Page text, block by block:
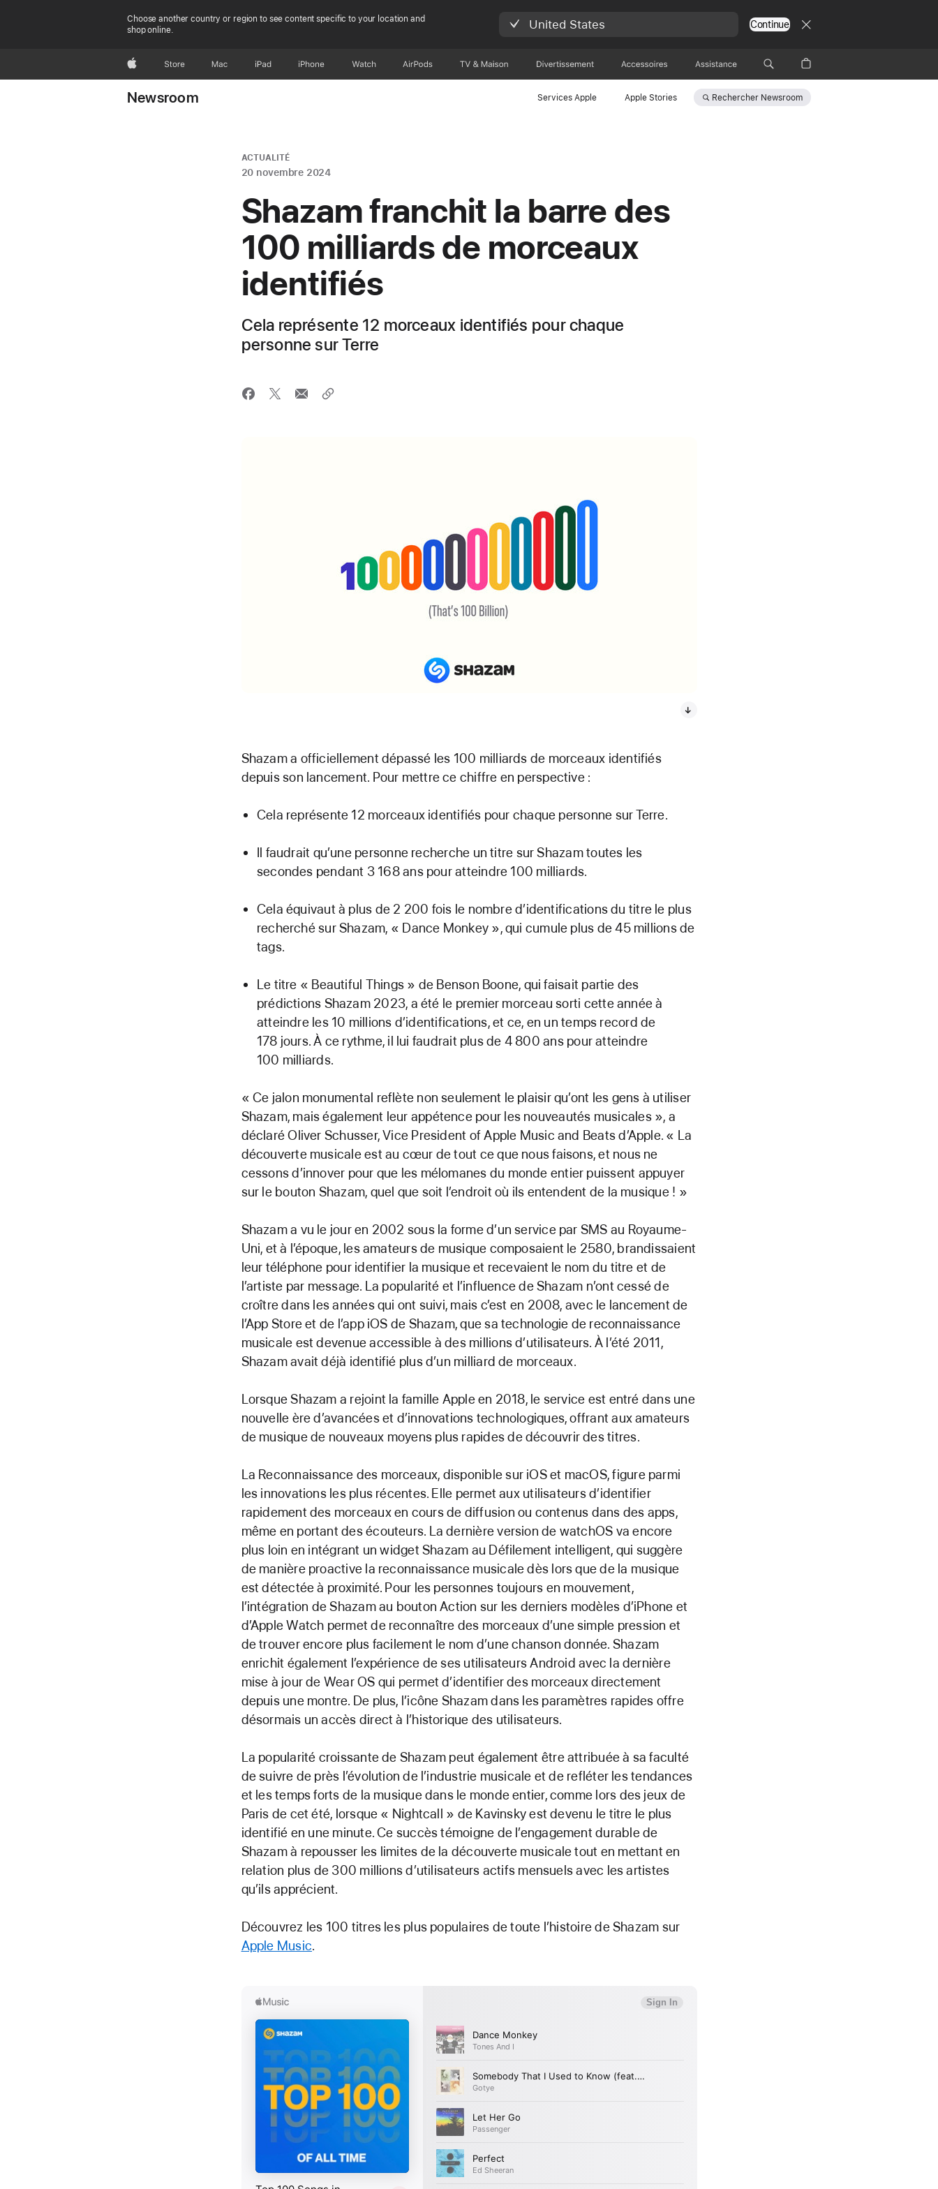
Choose another country or region to see content specific to your location and
shop online.
United States Continue
AppleStore Mac iPad iPhone Watch AirPods TV & Maison Divertissements Accessoires Assistance
Newsroom Services Apple Apple Stories Rechercher Newsroom
ACTUALITÉ
20 novembre 2024
Shazam franchit la barre des
100 milliards de morceaux
identifiés
Cela représente 12 morceaux identifiés pour chaque
personne sur Terre
Shazam a officiellement dépassé les 100 milliards de morceaux identifiés
depuis son lancement. Pour mettre ce chiffre en perspective :
Cela représente 12 morceaux identifiés pour chaque personne sur Terre.
Il faudrait qu’une personne recherche un titre sur Shazam toutes les
secondes pendant 3 168 ans pour atteindre 100 milliards.
Cela équivaut à plus de 2 200 fois le nombre d’identifications du titre le plus
recherché sur Shazam, « Dance Monkey », qui cumule plus de 45 millions de
tags.
Le titre « Beautiful Things » de Benson Boone, qui faisait partie des
prédictions Shazam 2023, a été le premier morceau sorti cette année à
atteindre les 10 millions d’identifications, et ce, en un temps record de
178 jours. À ce rythme, il lui faudrait plus de 4 800 ans pour atteindre
100 milliards.
« Ce jalon monumental reflète non seulement le plaisir qu’ont les gens à utiliser
Shazam, mais également leur appétence pour les nouveautés musicales », a
déclaré Oliver Schusser, Vice President of Apple Music and Beats d’Apple. « La
découverte musicale est au cœur de tout ce que nous faisons, et nous ne
cessons d’innover pour que les mélomanes du monde entier puissent appuyer
sur le bouton Shazam, quel que soit l’endroit où ils entendent de la musique ! »
Shazam a vu le jour en 2002 sous la forme d’un service par SMS au Royaume-
Uni, et à l’époque, les amateurs de musique composaient le 2580, brandissaient
leur téléphone pour identifier la musique et recevaient le nom du titre et de
l’artiste par message. La popularité et l’influence de Shazam n’ont cessé de
croître dans les années qui ont suivi, mais c’est en 2008, avec le lancement de
l’App Store et de l’app iOS de Shazam, que sa technologie de reconnaissance
musicale est devenue accessible à des millions d’utilisateurs. À l’été 2011,
Shazam avait déjà identifié plus d’un milliard de morceaux.
Lorsque Shazam a rejoint la famille Apple en 2018, le service est entré dans une
nouvelle ère d’avancées et d’innovations technologiques, offrant aux amateurs
de musique de nouveaux moyens plus rapides de découvrir des titres.
La Reconnaissance des morceaux, disponible sur iOS et macOS, figure parmi
les innovations les plus récentes. Elle permet aux utilisateurs d’identifier
rapidement des morceaux en cours de diffusion ou contenus dans des apps,
même en portant des écouteurs. La dernière version de watchOS va encore
plus loin en intégrant un widget Shazam au Défilement intelligent, qui suggère
de manière proactive la reconnaissance musicale dès lors que de la musique
est détectée à proximité. Pour les personnes toujours en mouvement,
l’intégration de Shazam au bouton Action sur les derniers modèles d’iPhone et
d’Apple Watch permet de reconnaître des morceaux d’une simple pression et
de trouver encore plus facilement le nom d’une chanson donnée. Shazam
enrichit également l’expérience de ses utilisateurs Android avec la dernière
mise à jour de Wear OS qui permet d’identifier des morceaux directement
depuis une montre. De plus, l’icône Shazam dans les paramètres rapides offre
désormais un accès direct à l’historique des utilisateurs.
La popularité croissante de Shazam peut également être attribuée à sa faculté
de suivre de près l’évolution de l’industrie musicale et de refléter les tendances
et les temps forts de la musique dans le monde entier, comme lors des jeux de
Paris de cet été, lorsque « Nightcall » de Kavinsky est devenu le titre le plus
identifié en une minute. Ce succès témoigne de l’engagement durable de
Shazam à repousser les limites de la découverte musicale tout en mettant en
relation plus de 300 millions d’utilisateurs actifs mensuels avec les artistes
qu’ils apprécient.
Découvrez les 100 titres les plus populaires de toute l’histoire de Shazam sur
Apple Music.